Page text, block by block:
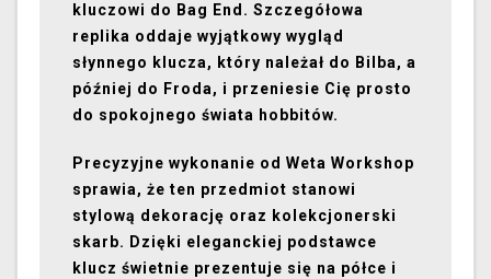
kluczowi do Bag End. Szczegółowa
replika oddaje wyjątkowy wygląd
słynnego klucza, który należał do Bilba, a
później do Froda, i przeniesie Cię prosto
do spokojnego świata hobbitów.
Precyzyjne wykonanie od Weta Workshop
sprawia, że ten przedmiot stanowi
stylową dekorację oraz kolekcjonerski
skarb. Dzięki eleganckiej podstawce
klucz świetnie prezentuje się na półce i